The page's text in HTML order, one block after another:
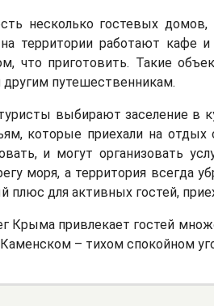
несколько гостевых
на территории работают кафе
что приготовить. Такие
другим путешественникам.
выбирают заселение в
которые приехали на
и могут организовать
моря, а территория всегда
плюс для активных гостей,
Крыма привлекает гостей
– тихом спокойном